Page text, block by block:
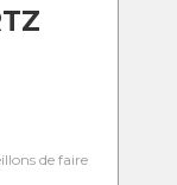
de faire